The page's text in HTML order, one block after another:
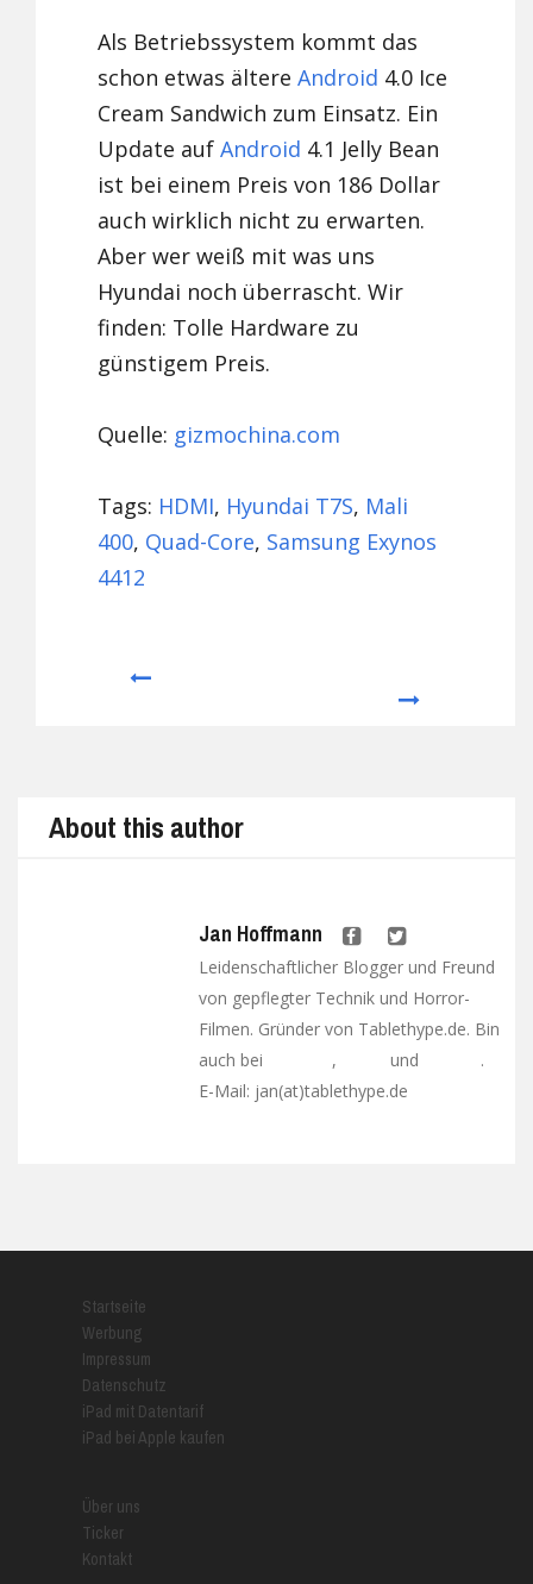
Als Betriebssystem kommt das
schon etwas ältereAndroid 4.0 Ice
Cream Sandwich zum Einsatz. Ein
Update aufAndroid 4.1 Jelly Bean
ist bei einem Preis von 186 Dollar
auch wirklich nicht zu erwarten.
Aber wer weiß mit was uns
Hyundai noch überrascht. Wir
finden: Tolle Hardware zu
günstigem Preis.
Quelle: gizmochina.com
Tags: HDMI, Hyundai T7S, Mali
400, Quad-Core, Samsung Exynos
4412
About this author
Jan Hoffmann
Leidenschaftlicher Blogger und Freund
von gepflegter Technik und Horror-
Filmen. Gründer von Tablethype.de. Bin
auch bei
, und
.
E-Mail: jan(at)tablethype.de
Startseite
Werbung
Impressum
Datenschutz
iPad mit Datentarif
iPad bei Apple kaufen
Über uns
Ticker
Kontakt